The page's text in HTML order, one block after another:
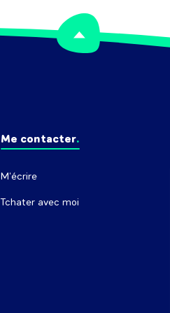
Me contacter
M'écrire
Tchater avec moi